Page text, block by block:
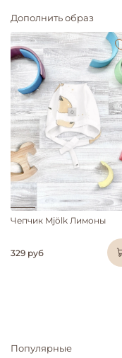
Дополнить образ
Чепчик Mjölk Лимоны
329 руб
Популярные